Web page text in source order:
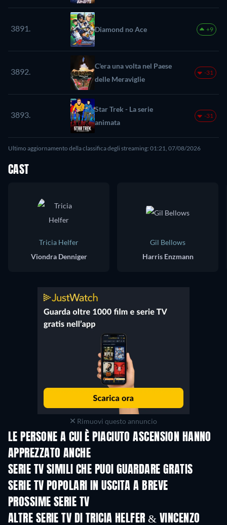
3891. Diamond no Ace +9
3892.
C'era una volta nel Paese
delle Meraviglie
-31
3893.
Star Trek - La serie
animata
-31
Ultimo aggiornamento della classifica degli streaming: 01:21, 07/08/2026
CAST
Tricia Helfer
Viondra Denniger
Gil Bellows
Harris Enzmann
Rimuovi questo annuncio
LE PERSONE A CUI È PIACIUTO ASCENSION HANNO
APPREZZATO ANCHE
TV
SERIE TV SIMILI CHE PUOI GUARDARE GRATIS
TV
SERIE TV POPOLARI IN USCITA A BREVE
TV TV
PROSSIME SERIE TV
Stagione 4
ALTRE SERIE TV DI TRICIA HELFER & VINCENZO